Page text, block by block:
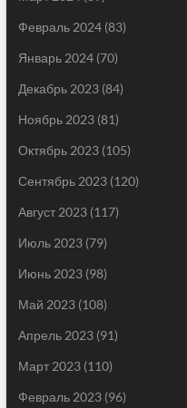
Февраль 2024(83)
Январь 2024(70)
Декабрь 2023(84)
Ноябрь 2023(81)
Октябрь 2023(105)
Сентябрь 2023(120)
Август 2023(117)
Июль 2023(79)
Июнь 2023(98)
Май 2023(108)
Апрель 2023(91)
Март 2023(110)
Февраль 2023(96)